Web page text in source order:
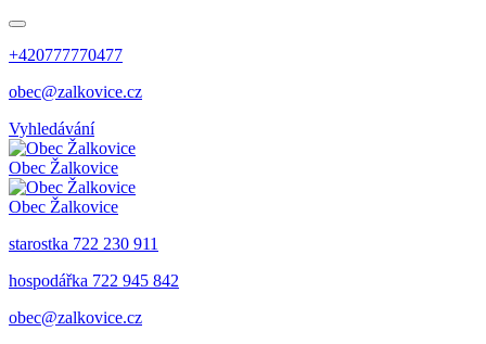
+420777770477
obec@zalkovice.cz
Vyhledávání
Obec Žalkovice
Obec Žalkovice
starostka 722 230 911
hospodářka 722 945 842
obec@zalkovice.cz